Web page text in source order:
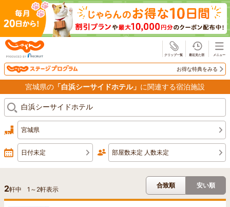
お得な特典をみる
宮城県の 「白浜シーサイドホテル」 に関連する宿泊施設
宮城県
日付未定 部屋数未定 人数未定
2軒中 1 ～ 2軒表示
合致順 安い順